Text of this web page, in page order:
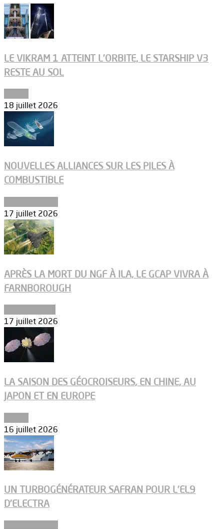
LE VIKRAM 1 ATTEINT L’ORBITE, LE STARSHIP V3
RESTE AU SOL
18 juillet 2026
NOUVELLES ALLIANCES SUR LES PILES À
COMBUSTIBLE
17 juillet 2026
APRÈS LA MORT DU NGF À ILA, LE GCAP VIVRA À
FARNBOROUGH
17 juillet 2026
LA SAISON DES GÉOCROISEURS, EN CHINE, AU
JAPON ET EN EUROPE
16 juillet 2026
UN TURBOGÉNÉRATEUR SAFRAN POUR L’EL9
D’ELECTRA